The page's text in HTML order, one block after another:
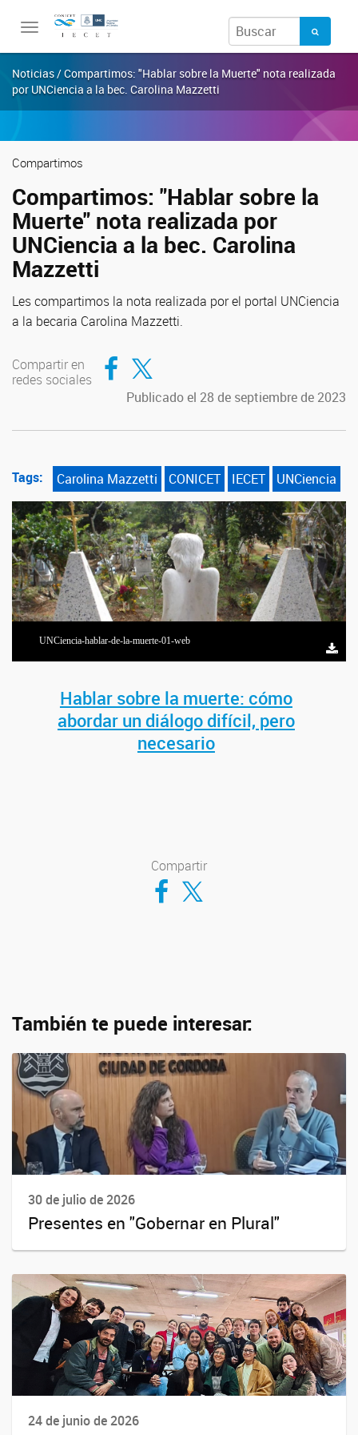
Toggle
Noticias / Compartimos: "Hablar sobre la Muerte" nota realizada
por UNCiencia a la bec. Carolina Mazzetti
Compartimos
Compartimos: "Hablar sobre la
Muerte" nota realizada por
UNCiencia a la bec. Carolina
Mazzetti
Les compartimos la nota realizada por el portal UNCiencia
a la becaria Carolina Mazzetti.
Compartir en
redes sociales
Compartir en Facebook
Compartir en Twitter
Publicado el 28 de septiembre de 2023
Tags: Carolina Mazzetti CONICET IECET UNCiencia
UNCiencia-hablar-de-la-muerte-01-web
Hablar sobre la muerte: cómo
abordar un diálogo difícil, pero
necesario
Compartir
Compartir en Facebook
Compartir en Twitter
También te puede interesar:
30 de julio de 2026
Presentes en "Gobernar en Plural"
24 de junio de 2026